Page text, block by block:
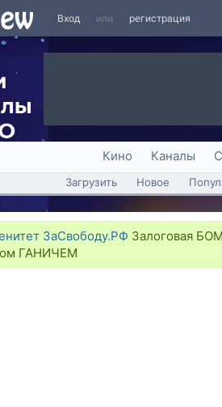
Вход или регистрация
Кино Каналы
Загрузить Новое
ЗаСвободу.РФ Залоговая
ГАНИЧЕМ